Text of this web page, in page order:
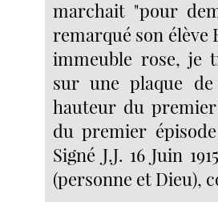
marchait "pour
remarqué son élève
immeuble rose, je
sur une plaque
hauteur du premier
du premier
Signé J.J. 16 Juin
(personne et Dieu),